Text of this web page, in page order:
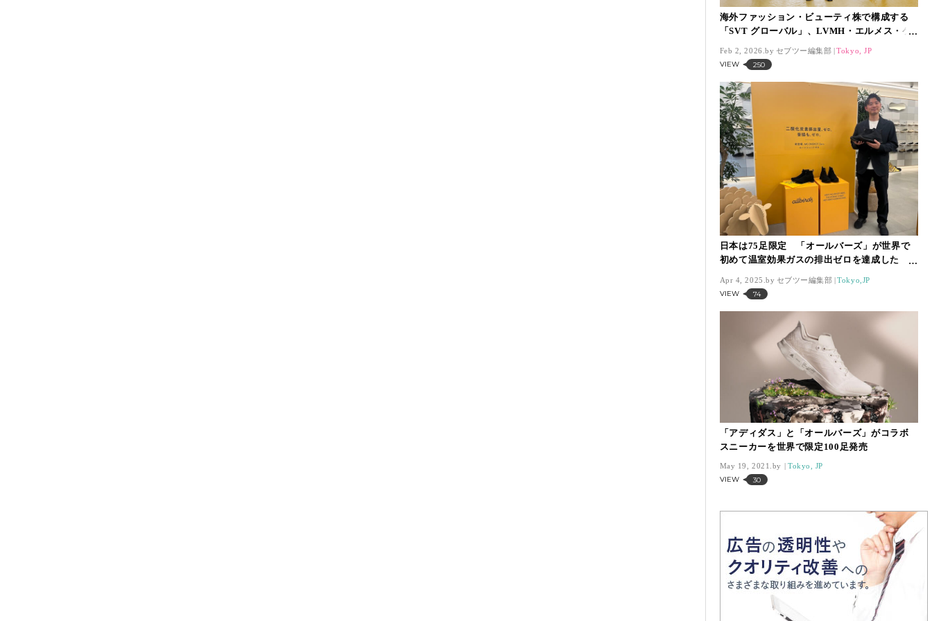
海外ファッション・ビューティ株で構成する
「SVT グローバル」、LVMH・エルメス・ケ
Feb 2, 2026. セブツー編集部 Tokyo, JP
VIEW 250
日本は75足限定 「オールバーズ」が世界で
初めて温室効果ガスの排出ゼロを達成した
Apr 4, 2025. セブツー編集部 Tokyo,JP
VIEW 74
「アディダス」と「オールバーズ」がコラボ
スニーカーを世界で限定100足発売
May 19, 2021. Tokyo, JP
VIEW 30